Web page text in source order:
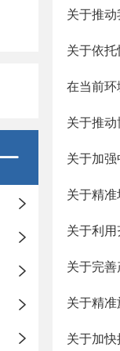
关于推
关于依
在当前环
关于推
关于加
关于精
关于利
关于完
关于精
关于加快